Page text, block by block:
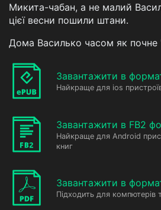
Микита-чабан, а не малий
цієї весни пошили штани.
Дома Василько часом як почне
Завантажити в
Найкраще для ios
Завантажити в FB2
Найкраще для Android
книг
Завантажити в
Підходить для компютерів